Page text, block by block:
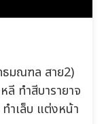
มณฑล สาย2)
ทำสีบารายาจ
ำเล็บ แต่งหน้า